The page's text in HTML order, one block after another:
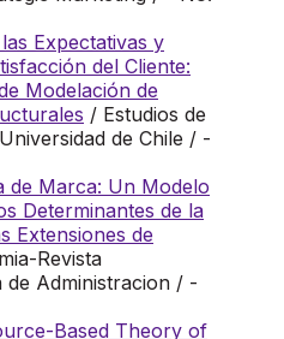
Expectativas y
del Cliente:
Modelación de
/ Estudios de
de Chile / -
de Marca: Un Modelo
Determinantes de la
Extensiones de
Revista
de Administracion / -
Based Theory of